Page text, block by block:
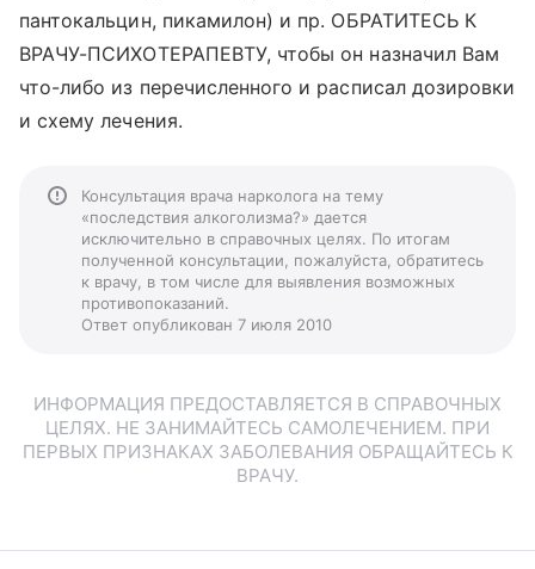
пантокальцин, пикамилон) и пр. ОБРАТИТЕСЬ К
ВРАЧУ-ПСИХОТЕРАПЕВТУ, чтобы он назначил Вам
что-либо из перечисленного и расписал дозировки
и схему лечения.
Консультация врача нарколога на тему
«последствия алкоголизма?» дается
исключительно в справочных целях. По итогам
полученной консультации, пожалуйста, обратитесь
к врачу, в том числе для выявления возможных
противопоказаний.
Ответ опубликован 7 июля 2010
ИНФОРМАЦИЯ ПРЕДОСТАВЛЯЕТСЯ В СПРАВОЧНЫХ
ЦЕЛЯХ. НЕ ЗАНИМАЙТЕСЬ САМОЛЕЧЕНИЕМ. ПРИ
ПЕРВЫХ ПРИЗНАКАХ ЗАБОЛЕВАНИЯ ОБРАЩАЙТЕСЬ К
ВРАЧУ.